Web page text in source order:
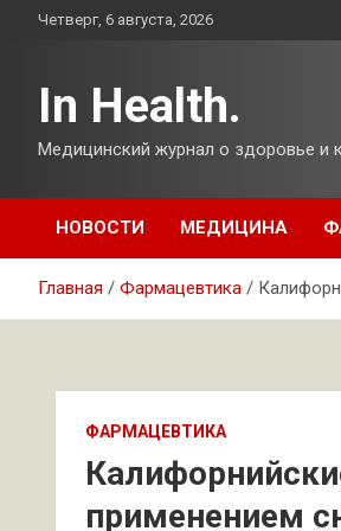
ПерейтиЧетверг, 6 августа, 2026
In Health.
Медицинский журнал о здоровье и
НОВОСТИ МЕДИЦИНА
Главная Фармацевтика
ФАРМАЦЕВТИКА
применением